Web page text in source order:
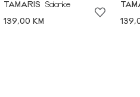
TAMARIS
Salonke
139,00 KM